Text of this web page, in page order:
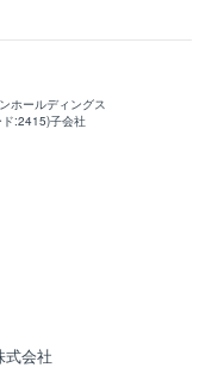
ホールディングス
:2415)子会社
会社